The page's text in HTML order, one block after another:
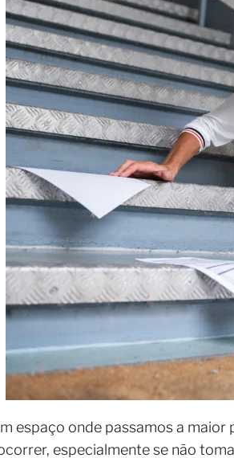
espaço onde passamos a
especialmente se não